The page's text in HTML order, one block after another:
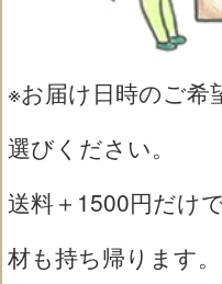
※お届け日時のご希
選びください。
送料＋1500円だけ
材も持ち帰ります。